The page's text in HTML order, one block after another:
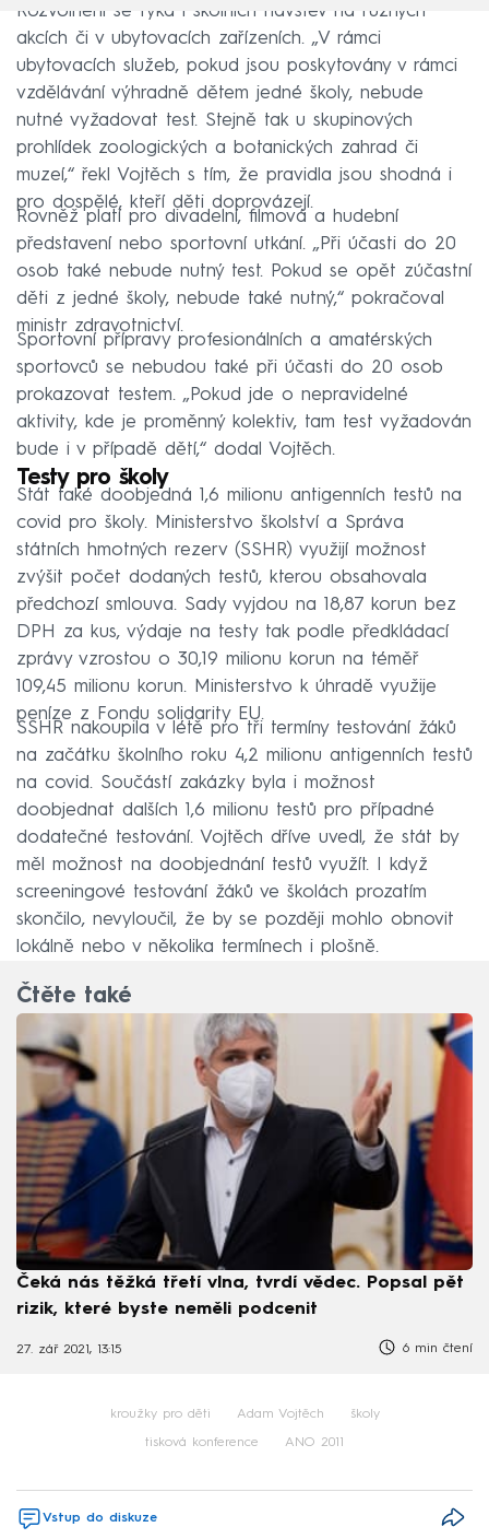
Rozvolnění se týká i školních návštěv na různých
akcích či v ubytovacích zařízeních. „V rámci
ubytovacích služeb, pokud jsou poskytovány v rámci
vzdělávání výhradně dětem jedné školy, nebude
nutné vyžadovat test. Stejně tak u skupinových
prohlídek zoologických a botanických zahrad či
muzeí,“ řekl Vojtěch s tím, že pravidla jsou shodná i
pro dospělé, kteří děti doprovázejí.
Rovněž platí pro divadelní, filmová a hudební
představení nebo sportovní utkání. „Při účasti do 20
osob také nebude nutný test. Pokud se opět zúčastní
děti z jedné školy, nebude také nutný,“ pokračoval
ministr zdravotnictví.
Sportovní přípravy profesionálních a amatérských
sportovců se nebudou také při účasti do 20 osob
prokazovat testem. „Pokud jde o nepravidelné
aktivity, kde je proměnný kolektiv, tam test vyžadován
bude i v případě dětí,“ dodal Vojtěch.
Testy pro školy
Stát také doobjedná 1,6 milionu antigenních testů na
covid pro školy. Ministerstvo školství a Správa
státních hmotných rezerv (SSHR) využijí možnost
zvýšit počet dodaných testů, kterou obsahovala
předchozí smlouva. Sady vyjdou na 18,87 korun bez
DPH za kus, výdaje na testy tak podle předkládací
zprávy vzrostou o 30,19 milionu korun na téměř
109,45 milionu korun. Ministerstvo k úhradě využije
peníze z Fondu solidarity EU.
SSHR nakoupila v létě pro tři termíny testování žáků
na začátku školního roku 4,2 milionu antigenních testů
na covid. Součástí zakázky byla i možnost
doobjednat dalších 1,6 milionu testů pro případné
dodatečné testování. Vojtěch dříve uvedl, že stát by
měl možnost na doobjednání testů využít. I když
screeningové testování žáků ve školách prozatím
skončilo, nevyloučil, že by se později mohlo obnovit
lokálně nebo v několika termínech i plošně.
Čtěte také
Čeká nás těžká třetí vlna, tvrdí vědec. Popsal pět
rizik, které byste neměli podcenit
27. zář 2021, 13:15 6 min čtení
kroužky pro děti Adam Vojtěch školy
tisková konference ANO 2011
Vstup do diskuze